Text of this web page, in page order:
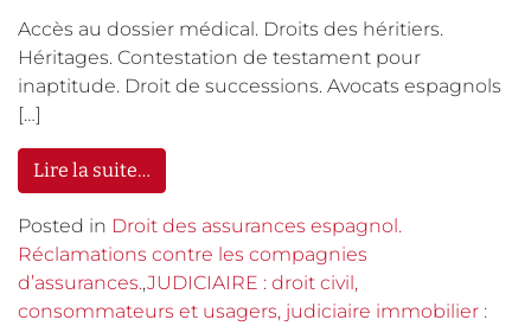
Accès au dossier médical. Droits des héritiers.
Héritages. Contestation de testament pour
inaptitude. Droit de successions. Avocats espagnols
[…]
Lire la suite…
Posted in Droit des assurances espagnol.
Réclamations contre les compagnies
d’assurances.,JUDICIAIRE : droit civil,
consommateurs et usagers, judiciaire immobilier :